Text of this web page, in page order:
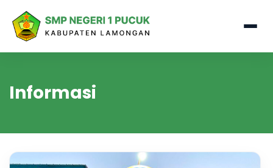
Informasi